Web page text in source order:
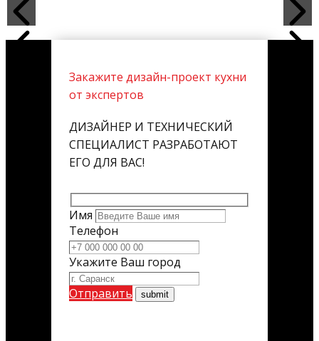
Закажите дизайн-проект кухни
от экспертов
ДИЗАЙНЕР И ТЕХНИЧЕСКИЙ
СПЕЦИАЛИСТ РАЗРАБОТАЮТ
ЕГО ДЛЯ ВАС!
Имя
Телефон
Укажите Ваш город
Отправить